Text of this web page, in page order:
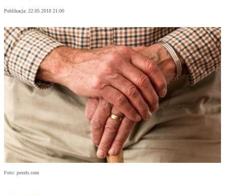
Publikacja: 22.05.2018 21:00
Foto: pexels.com